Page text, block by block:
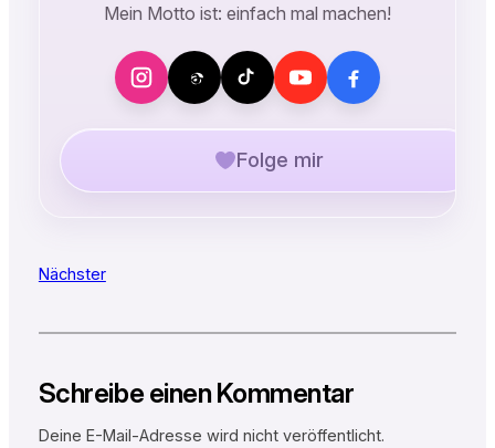
Mein Motto ist: einfach mal machen!
Folge mir
Nächster
Schreibe einen Kommentar
Deine E-Mail-Adresse wird nicht veröffentlicht.